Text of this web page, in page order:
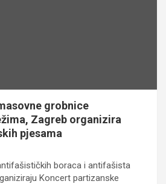
grobnice
Zagreb organizira
pjesama
boraca i antifašista
Koncert partizanske